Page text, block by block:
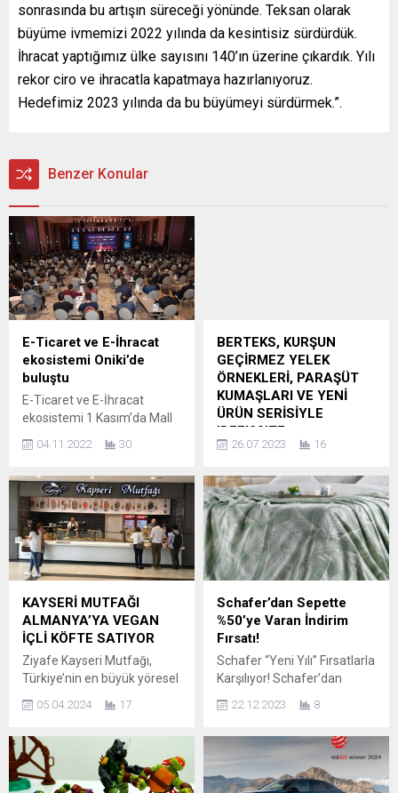
sonrasında bu artışın süreceği yönünde. Teksan olarak
büyüme ivmemizi 2022 yılında da kesintisiz sürdürdük.
İhracat yaptığımız ülke sayısını 140’ın üzerine çıkardık. Yılı
rekor ciro ve ihracatla kapatmaya hazırlanıyoruz.
Hedefimiz 2023 yılında da bu büyümeyi sürdürmek.”.
Benzer Konular
E-Ticaret ve E-İhracat
ekosistemi Oniki’de
buluştu
E-Ticaret ve E-İhracat
ekosistemi 1 Kasım’da Mall
Convention Center’da
etkinliğinde bir araya geldi.
Hem sanal hem de fiziki
ortamda gerçekleşen
etkinliğe 800’ün üzerinde
katılımcı yer aldı. Oniki, 20
Haziran 2022’de Zorlu
PSM’de ilk kez hayata
geçirdiği E-Ticaret ve E-
İhracat Konferansı’nın ikinci
ayağını Horoz Lojistik...
04.11.2022 30
BERTEKS, KURŞUN
GEÇİRMEZ YELEK
ÖRNEKLERİ, PARAŞÜT
KUMAŞLARI VE YENİ
ÜRÜN SERİSİYLE
IDEF’23’TE
Berteks Tekstil San. ve Tic
tarihlerinde Tüyap Fuar ve
Kongre Merkezi’nde
gerçekleşen IDEF’23
Uluslararası Savunma
Sanayii Fuarı’nda kurşun
geçirmez yeleklerde
kullanılan yeni Aramid
Fabrics serisini, paraşüt ve
balon kumaşlarını, 1500
almayan, ses emen ve radar
sinyallerinde görünmezlik
sağlayan inovatif
buluşturuyor....
26.07.2023 16
KAYSERİ MUTFAĞI
ALMANYA’YA VEGAN
İÇLİ KÖFTE SATIYOR
Ziyafe Kayseri Mutfağı,
Türkiye’nin en büyük yöresel
biri olarak, vegan ürünlerle
yolunda önemli adımlar
atıyor. Firma, son yıllarda
artan vegan pazarı talebine
05.04.2024 17
Schafer’dan Sepette
%50’ye Varan İndirim
Fırsatı!
Schafer “Yeni Yılı” Fırsatlarla
Karşılıyor! Schafer’dan
İndirim Fırsatı! Türkiye
2.000 adet satış noktasında
sunduğu özgün, şık ve
dayanıklı ürünleriyle
22.12.2023 8